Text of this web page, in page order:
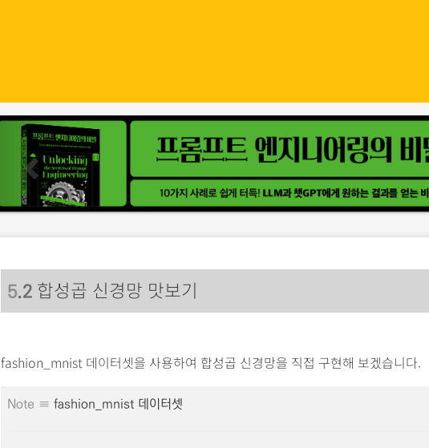
p
r
e
i
o
s
5.2합성곱 신경망 맛보기
fashion_mnist 데이터셋을 사용하여 합성곱 신경망을 직접 구현해 보겠습니다.
Note ≡ fashion_mnist 데이터셋